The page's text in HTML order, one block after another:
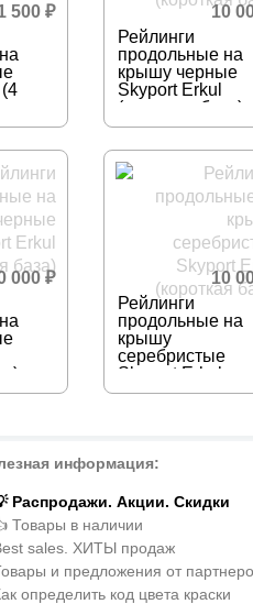
500 ₽
Рейлинги
продольные на
крышу черные
Skyport Erkul
(короткая база)
10
000₽
Рейлинги
продольные на
крышу
серебристые
Skyport Erkul
(короткая база)
10
информация:
Распродажи. Акции. Скидки
Товары в наличии
sales. ХИТЫ продаж
и предложения от
определить код цвета краски